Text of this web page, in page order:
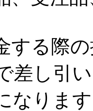
する際
差し引
なりま